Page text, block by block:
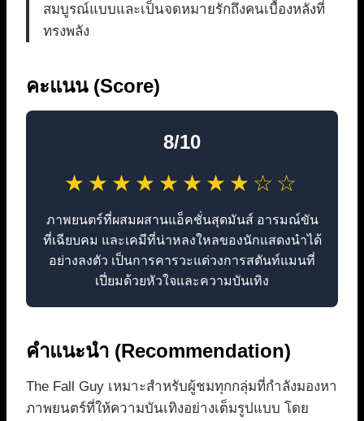
สมบูรณ์แบบและเป็นจดหมายรักถึงคนเบื้องหลังที่
ทรงพลัง
คะแนน (Score)
8/10
★★★★★★★★☆☆
ภาพยนตร์ที่ผสมผสานแอ็คชั่นสุดมันส์ อารมณ์ขัน
ที่เฉียบคม และเคมีที่น่าหลงใหลของนักแสดงนำได้
อย่างลงตัว เป็นการคารวะแด่วงการสตันท์แมนที่
เปี่ยมด้วยหัวใจและความบันเทิง
คำแนะนำ (Recommendation)
The Fall Guy เหมาะสำหรับผู้ชมทุกกลุ่มที่กำลังมองหา
ภาพยนตร์ที่ให้ความบันเทิงอย่างเต็มรูปแบบ โดย